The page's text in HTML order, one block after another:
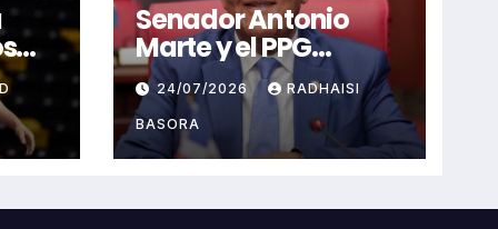
y
Senador Antonio
Marte y el PPG
saludan celebración
Juegos
Centroamericanos
24/07/2026 RADHAISI
BASORA